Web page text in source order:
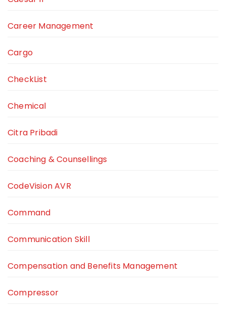
Career Management
Cargo
CheckList
Chemical
Citra Pribadi
Coaching & Counsellings
CodeVision AVR
Command
Communication Skill
Compensation and Benefits Management
Compressor